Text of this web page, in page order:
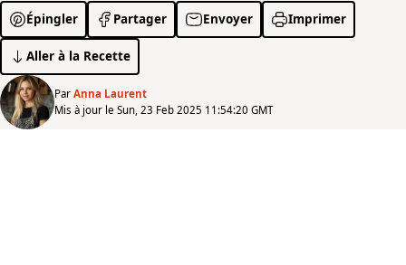
Épingler Partager Envoyer Imprimer
Aller à la Recette
Par Anna Laurent
Mis à jour le Sun, 23 Feb 2025 11:54:20 GMT